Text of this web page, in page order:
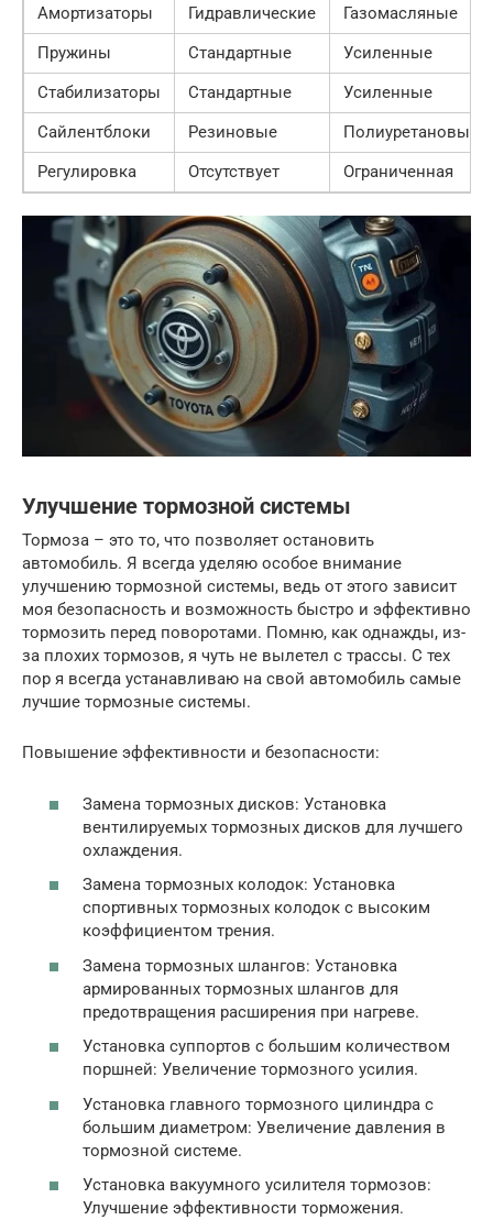
Амортизаторы Гидравлические
Газомасляные
Пружины
Стандартные
Усиленные
Стабилизаторы
Стандартные
Усиленные
Сайлентблоки
Резиновые
Полиуретановые
Регулировка
Отсутствует Ограниченная
Улучшение тормозной системы
Тормоза – это то, что позволяет остановить
автомобиль. Я всегда уделяю особое внимание
улучшению тормозной системы, ведь от этого зависит
моя безопасность и возможность быстро и эффективно
тормозить перед поворотами. Помню, как однажды, из-
за плохих тормозов, я чуть не вылетел с трассы. С тех
пор я всегда устанавливаю на свой автомобиль самые
лучшие тормозные системы.
Повышение эффективности и безопасности:
Замена тормозных дисков: Установка
вентилируемых тормозных дисков для лучшего
охлаждения.
Замена тормозных колодок: Установка
спортивных тормозных колодок с высоким
коэффициентом трения.
Замена тормозных шлангов: Установка
армированных тормозных шлангов для
предотвращения расширения при нагреве.
Установка суппортов с большим количеством
поршней: Увеличение тормозного усилия.
Установка главного тормозного цилиндра с
большим диаметром: Увеличение давления в
тормозной системе.
Установка вакуумного усилителя тормозов:
Улучшение эффективности торможения.